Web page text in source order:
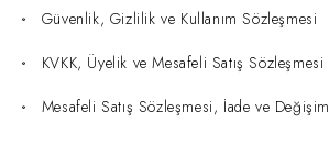
Güvenlik, Gizlilik ve Kullanım Sözleşmesi
KVKK, Üyelik ve Mesafeli Satış Sözleşmesi
Mesafeli Satış Sözleşmesi, İade ve Değişim